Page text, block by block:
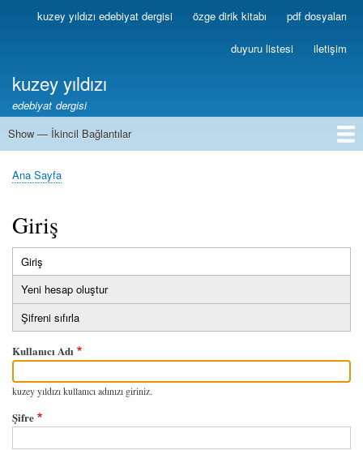
Ana
içeriğe
Birincilkuzey yıldızı edebiyat dergisi özge dirik kitabı pdf dosyaları
duyuru listesi iletişim
kuzey yıldızı
edebiyat dergisi
İkincil
Show — İkincil Bağlantılar
1
2
3
4
5
6
7
8
9
10
11
12
13
Sayfa
Ana Sayfa
Giriş
Birincil
sekmeler
Giriş
sekme)
Yeni hesap oluştur
Şifreni sıfırla
Kullanıcı Adı
kuzey yıldızı kullanıcı adınızı giriniz.
Şifre